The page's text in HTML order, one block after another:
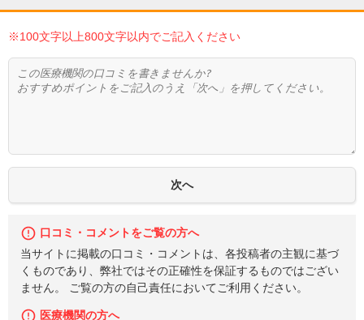
※100文字以上800文字以内でご記入ください
口コミ・コメントをご覧の方へ
当サイトに掲載の口コミ・コメントは、各投稿者の主観に基づ
くものであり、弊社ではその正確性を保証するものではござい
ません。 ご覧の方の自己責任においてご利用ください。
医療機関の方へ